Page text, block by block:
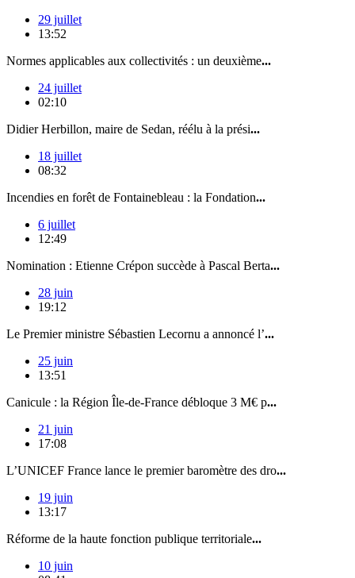
29 juillet
13:52
Normes applicables aux collectivités : un deuxième...
24 juillet
02:10
Didier Herbillon, maire de Sedan, réélu à la prési...
18 juillet
08:32
Incendies en forêt de Fontainebleau : la Fondation...
6 juillet
12:49
Nomination : Etienne Crépon succède à Pascal Berta...
28 juin
19:12
Le Premier ministre Sébastien Lecornu a annoncé l’...
25 juin
13:51
Canicule : la Région Île-de-France débloque 3 M€ p...
21 juin
17:08
L’UNICEF France lance le premier baromètre des dro...
19 juin
13:17
Réforme de la haute fonction publique territoriale...
10 juin